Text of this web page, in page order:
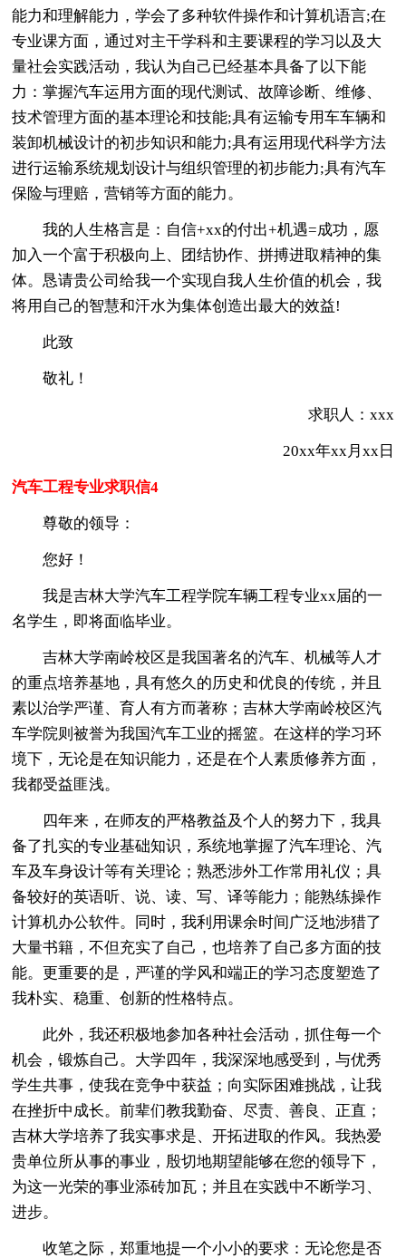
能力和理解能力，学会了多种软件操作和计算机语言;在
专业课方面，通过对主干学科和主要课程的学习以及大
量社会实践活动，我认为自己已经基本具备了以下能
力：掌握汽车运用方面的现代测试、故障诊断、维修、
技术管理方面的基本理论和技能;具有运输专用车车辆和
装卸机械设计的初步知识和能力;具有运用现代科学方法
进行运输系统规划设计与组织管理的初步能力;具有汽车
保险与理赔，营销等方面的能力。
我的人生格言是：自信+xx的付出+机遇=成功，愿
加入一个富于积极向上、团结协作、拼搏进取精神的集
体。恳请贵公司给我一个实现自我人生价值的机会，我
将用自己的智慧和汗水为集体创造出最大的效益!
此致
敬礼！
求职人：xxx
20xx年xx月xx日
汽车工程专业求职信4
尊敬的领导：
您好！
我是吉林大学汽车工程学院车辆工程专业xx届的一
名学生，即将面临毕业。
吉林大学南岭校区是我国著名的汽车、机械等人才
的重点培养基地，具有悠久的历史和优良的传统，并且
素以治学严谨、育人有方而著称；吉林大学南岭校区汽
车学院则被誉为我国汽车工业的摇篮。在这样的学习环
境下，无论是在知识能力，还是在个人素质修养方面，
我都受益匪浅。
四年来，在师友的严格教益及个人的努力下，我具
备了扎实的专业基础知识，系统地掌握了汽车理论、汽
车及车身设计等有关理论；熟悉涉外工作常用礼仪；具
备较好的英语听、说、读、写、译等能力；能熟练操作
计算机办公软件。同时，我利用课余时间广泛地涉猎了
大量书籍，不但充实了自己，也培养了自己多方面的技
能。更重要的是，严谨的学风和端正的学习态度塑造了
我朴实、稳重、创新的性格特点。
此外，我还积极地参加各种社会活动，抓住每一个
机会，锻炼自己。大学四年，我深深地感受到，与优秀
学生共事，使我在竞争中获益；向实际困难挑战，让我
在挫折中成长。前辈们教我勤奋、尽责、善良、正直；
吉林大学培养了我实事求是、开拓进取的作风。我热爱
贵单位所从事的事业，殷切地期望能够在您的领导下，
为这一光荣的事业添砖加瓦；并且在实践中不断学习、
进步。
收笔之际，郑重地提一个小小的要求：无论您是否